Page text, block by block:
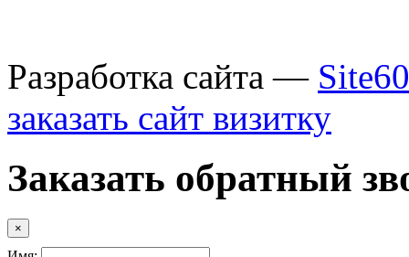
Разработка сайта —
заказать сайт визитку
Заказать обратный
×